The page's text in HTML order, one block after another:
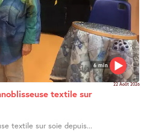
6 min
22 Août 2026
textile sur
textile sur soie depuis...